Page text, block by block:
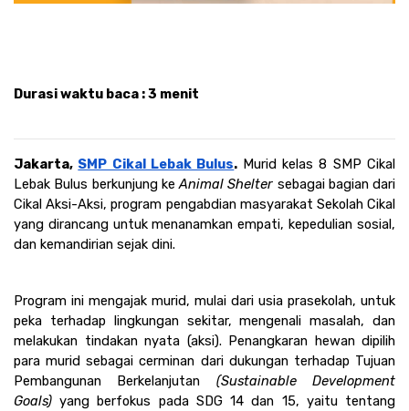
Durasi waktu baca : 3 menit
Jakarta, SMP Cikal Lebak Bulus. Murid kelas 8 SMP Cikal
Lebak Bulus berkunjung ke Animal Shelter sebagai bagian dari
Cikal Aksi-Aksi, program pengabdian masyarakat Sekolah Cikal
yang dirancang untuk menanamkan empati, kepedulian sosial,
dan kemandirian sejak dini.
Program ini mengajak murid, mulai dari usia prasekolah, untuk
peka terhadap lingkungan sekitar, mengenali masalah, dan
melakukan tindakan nyata (aksi). Penangkaran hewan dipilih
para murid sebagai cerminan dari dukungan terhadap Tujuan
Pembangunan Berkelanjutan (Sustainable Development
Goals) yang berfokus pada SDG 14 dan 15, yaitu tentang